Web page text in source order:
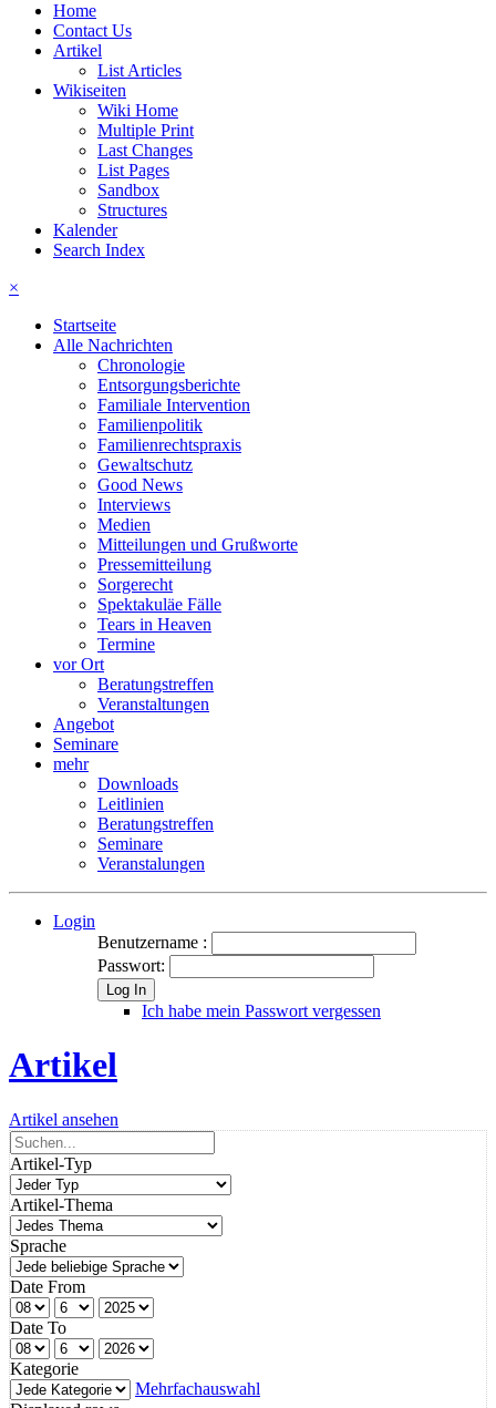
Home
Contact Us
Artikel
List Articles
Wikiseiten
Wiki Home
Multiple Print
Last Changes
List Pages
Sandbox
Structures
Kalender
Search Index
×
Startseite
Alle Nachrichten
Chronologie
Entsorgungsberichte
Familiale Intervention
Familienpolitik
Familienrechtspraxis
Gewaltschutz
Good News
Interviews
Medien
Mitteilungen und Grußworte
Pressemitteilung
Sorgerecht
Spektakuläe Fälle
Tears in Heaven
Termine
vor Ort
Beratungstreffen
Veranstaltungen
Angebot
Seminare
mehr
Downloads
Leitlinien
Beratungstreffen
Seminare
Veranstalungen
Login
Benutzername :
Passwort:
Log In
Ich habe mein Passwort vergessen
Artikel
Artikel ansehen
Artikel-Typ
Artikel-Thema
Sprache
Date From
Date To
Kategorie
Mehrfachauswahl